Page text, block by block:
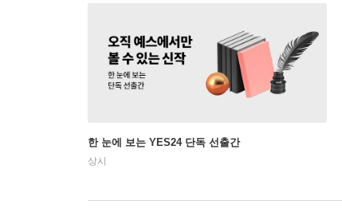
한 눈에 보는 YES24 단독 선출간
상시